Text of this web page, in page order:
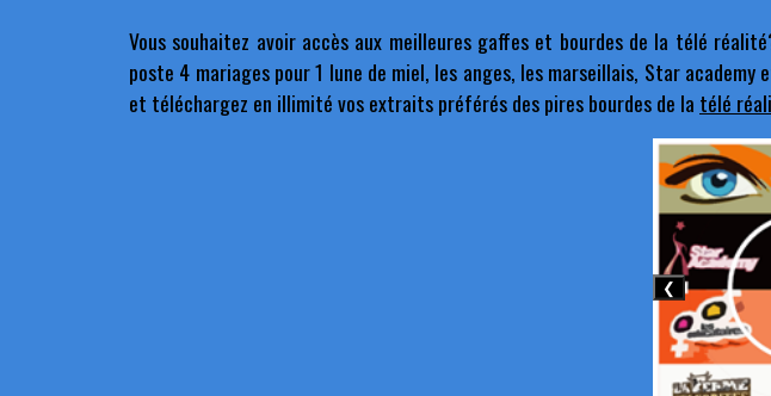
Vous souhaitez avoir accès aux meilleures gaffes et bourdes de la télé
poste 4 mariages pour 1 lune de miel, les anges, les marseillais, Star
et téléchargez en illimité vos extraits préférés des pires bourdes de la télé
❮